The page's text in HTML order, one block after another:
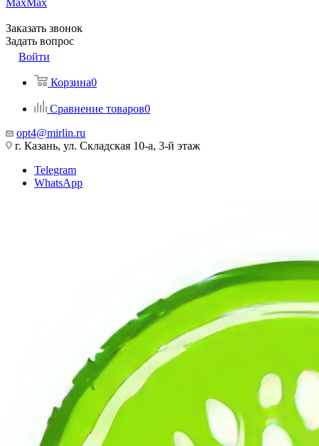
MaxMax
Заказать звонок
Задать вопрос
Войти
Корзина0
Сравнение товаров0
opt4@mirlin.ru
г. Казань, ул. Складская 10-а, 3-й этаж
Telegram
WhatsApp